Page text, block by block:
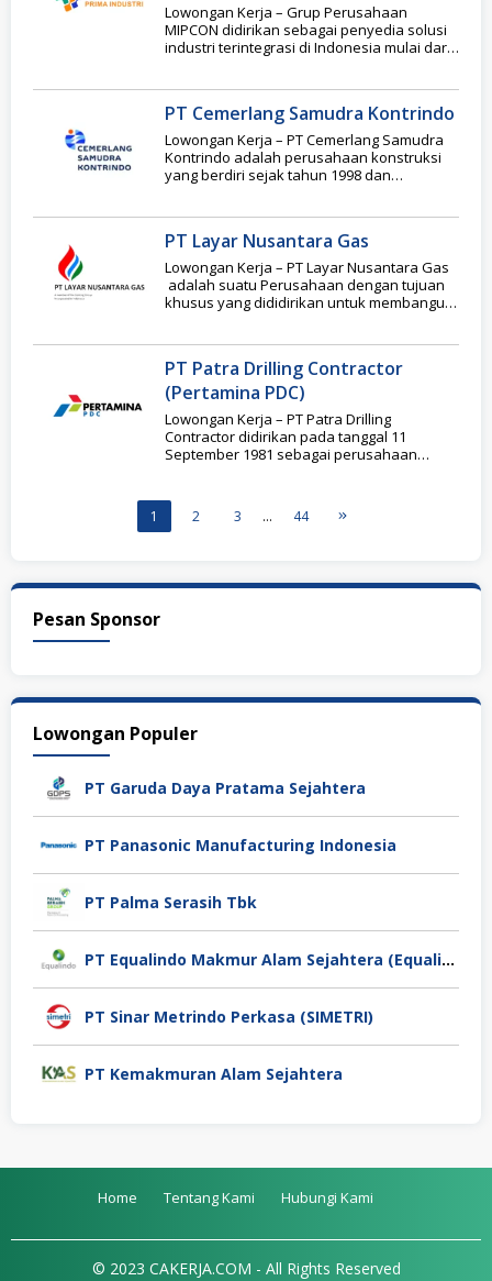
Lowongan Kerja – Grup Perusahaan
MIPCON didirikan sebagai penyedia solusi
industri terintegrasi di Indonesia mulai dari
PT Cemerlang Samudra Kontrindo
Lowongan Kerja – PT Cemerlang Samudra
Kontrindo adalah perusahaan konstruksi
yang berdiri sejak tahun 1998 dan
PT Layar Nusantara Gas
Lowongan Kerja – PT Layar Nusantara Gas
adalah suatu Perusahaan dengan tujuan
khusus yang dididirikan untuk membangun,
PT Patra Drilling Contractor
(Pertamina PDC)
Lowongan Kerja – PT Patra Drilling
Contractor didirikan pada tanggal 11
September 1981 sebagai perusahaan
1 2 3 … 44
Pesan Sponsor
Lowongan Populer
PT Garuda Daya Pratama Sejahtera
PT Panasonic Manufacturing Indonesia
PT Palma Serasih Tbk
PT Equalindo Makmur Alam Sejahtera (Equalindo Group)
PT Sinar Metrindo Perkasa (SIMETRI)
PT Kemakmuran Alam Sejahtera
Home Tentang Kami Hubungi Kami
© 2023 CAKERJA.COM - All Rights Reserved